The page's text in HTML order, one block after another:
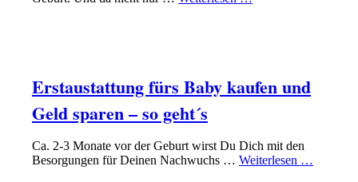
Erstaustattung fürs Baby kaufen und
Geld sparen – so geht´s
Ca. 2-3 Monate vor der Geburt wirst Du Dich mit den
Besorgungen für Deinen Nachwuchs … Weiterlesen …